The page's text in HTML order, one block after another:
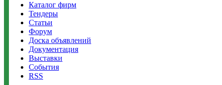
Каталог фирм
Тендеры
Статьи
Форум
Доска объявлений
Документация
Выставки
События
RSS